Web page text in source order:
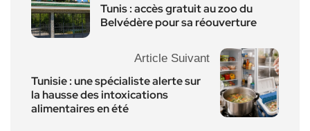
Tunis : accès gratuit au zoo du
Belvédère pour sa réouverture
Article Suivant
Tunisie : une spécialiste alerte sur
la hausse des intoxications
alimentaires en été